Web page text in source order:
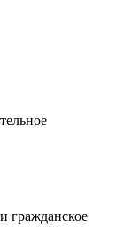
гражданское